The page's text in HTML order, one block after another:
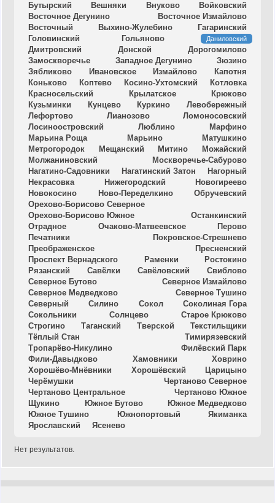
Бутырский
Вешняки Внуково
Войковский
Восточное Дегунино
Восточное Измайлово
Восточный
Выхино-Жулебино
Гагаринский
Головинский
Гольяново Даниловский
Дмитровский Донской
Дорогомилово
Замоскворечье
Западное Дегунино
Зюзино
Зябликово
Ивановское Измайлово
Капотня
Коньково
Коптево Косино-Ухтомский
Котловка
Красносельский
Крылатское
Крюково
Кузьминки
Кунцево Куркино
Левобережный
Лефортово
Лианозово
Ломоносовский
Лосиноостровский
Люблино
Марфино
Марьина Роща
Марьино
Матушкино
Метрогородок
Мещанский Митино
Можайский
Молжаниновский
Москворечье-Сабурово
Нагатино-Садовники
Нагатинский Затон
Нагорный
Некрасовка
Нижегородский
Новогиреево
Новокосино
Ново-Переделкино
Обручевский
Орехово-Борисово Северное
Орехово-Борисово Южное
Останкинский
Отрадное
Очаково-Матвеевское
Перово
Печатники
Покровское-Стрешнево
Преображенское
Пресненский
Проспект Вернадского
Раменки
Ростокино
Рязанский
Савёлки Савёловский
Свиблово
Северное Бутово
Северное Измайлово
Северное Медведково
Северное Тушино
Северный
Силино Сокол
Соколиная Гора
Сокольники
Солнцево
Старое Крюково
Строгино
Таганский Тверской
Текстильщики
Тёплый Стан
Тимирязевский
Тропарёво-Никулино
Филёвский Парк
Фили-Давыдково
Хамовники
Ховрино
Хорошёво-Мнёвники
Хорошёвский
Царицыно
Черёмушки
Чертаново Северное
Чертаново Центральное
Чертаново Южное
Щукино
Южное Бутово
Южное Медведково
Южное Тушино
Южнопортовый
Якиманка
Ярославский
Ясенево
Нет результатов.